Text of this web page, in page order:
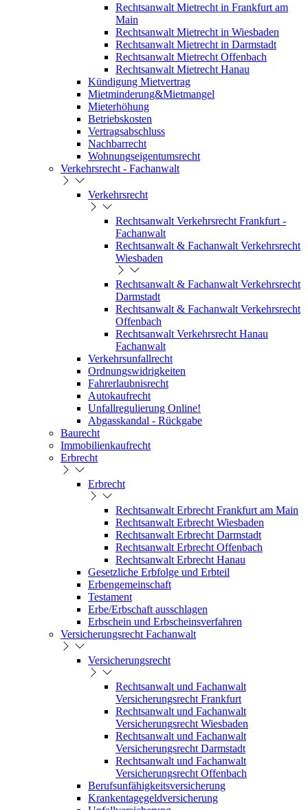
Rechtsanwalt Mietrecht in Frankfurt am
Main
Rechtsanwalt Mietrecht in Wiesbaden
Rechtsanwalt Mietrecht in Darmstadt
Rechtsanwalt Mietrecht Offenbach
Rechtsanwalt Mietrecht Hanau
Kündigung Mietvertrag
Mietminderung&Mietmangel
Mieterhöhung
Betriebskosten
Vertragsabschluss
Nachbarrecht
Wohnungseigentumsrecht
Verkehrsrecht - Fachanwalt
Verkehrsrecht
Rechtsanwalt Verkehrsrecht Frankfurt -
Fachanwalt
Rechtsanwalt & Fachanwalt Verkehrsrecht
Wiesbaden
Rechtsanwalt & Fachanwalt Verkehrsrecht
Darmstadt
Rechtsanwalt & Fachanwalt Verkehrsrecht
Offenbach
Rechtsanwalt Verkehrsrecht Hanau
Fachanwalt
Verkehrsunfallrecht
Ordnungswidrigkeiten
Fahrerlaubnisrecht
Autokaufrecht
Unfallregulierung Online!
Abgasskandal - Rückgabe
Baurecht
Immobilienkaufrecht
Erbrecht
Erbrecht
Rechtsanwalt Erbrecht Frankfurt am Main
Rechtsanwalt Erbrecht Wiesbaden
Rechtsanwalt Erbrecht Darmstadt
Rechtsanwalt Erbrecht Offenbach
Rechtsanwalt Erbrecht Hanau
Gesetzliche Erbfolge und Erbteil
Erbengemeinschaft
Testament
Erbe/Erbschaft ausschlagen
Erbschein und Erbscheinsverfahren
Versicherungsrecht Fachanwalt
Versicherungsrecht
Rechtsanwalt und Fachanwalt
Versicherungsrecht Frankfurt
Rechtsanwalt und Fachanwalt
Versicherungsrecht Wiesbaden
Rechtsanwalt und Fachanwalt
Versicherungsrecht Darmstadt
Rechtsanwalt und Fachanwalt
Versicherungsrecht Offenbach
Berufsunfähigkeitsversicherung
Krankentagegeldversicherung